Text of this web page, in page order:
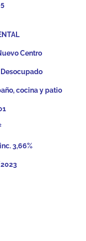
Centro
cocina y patio
3,66%